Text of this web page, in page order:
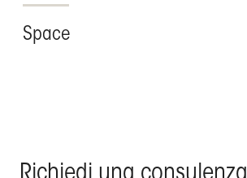
Space